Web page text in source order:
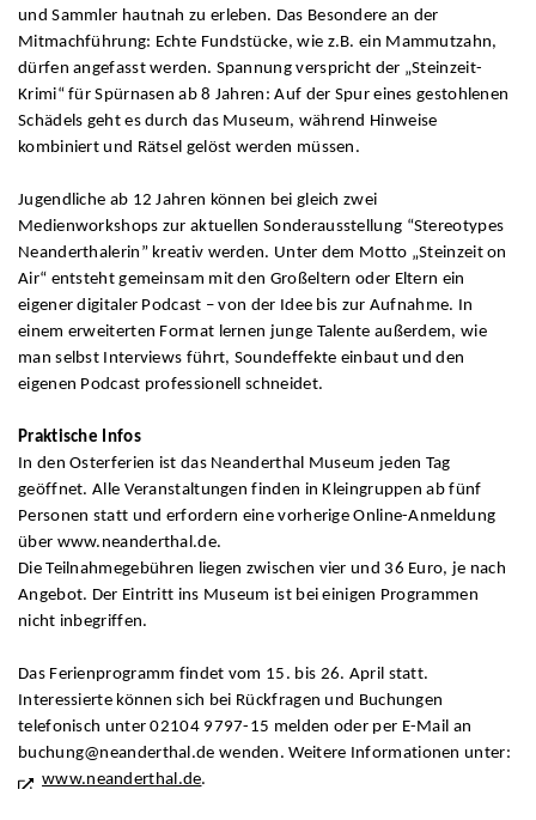
und Sammler hautnah zu erleben. Das Besondere an der
Mitmachführung: Echte Fundstücke, wie z.B. ein Mammutzahn,
dürfen angefasst werden. Spannung verspricht der „Steinzeit-
Krimi“ für Spürnasen ab 8 Jahren: Auf der Spur eines gestohlenen
Schädels geht es durch das Museum, während Hinweise
kombiniert und Rätsel gelöst werden müssen.
Jugendliche ab 12 Jahren können bei gleich zwei
Medienworkshops zur aktuellen Sonderausstellung “Stereotypes
Neanderthalerin” kreativ werden. Unter dem Motto „Steinzeit on
Air“ entsteht gemeinsam mit den Großeltern oder Eltern ein
eigener digitaler Podcast – von der Idee bis zur Aufnahme. In
einem erweiterten Format lernen junge Talente außerdem, wie
man selbst Interviews führt, Soundeffekte einbaut und den
eigenen Podcast professionell schneidet.
Praktische Infos
In den Osterferien ist das Neanderthal Museum jeden Tag
geöffnet. Alle Veranstaltungen finden in Kleingruppen ab fünf
Personen statt und erfordern eine vorherige Online-Anmeldung
über www.neanderthal.de.
Die Teilnahmegebühren liegen zwischen vier und 36 Euro, je nach
Angebot. Der Eintritt ins Museum ist bei einigen Programmen
nicht inbegriffen.
Das Ferienprogramm findet vom 15. bis 26. April statt.
Interessierte können sich bei Rückfragen und Buchungen
telefonisch unter 02104 9797-15 melden oder per E-Mail an
buchung@neanderthal.de wenden. Weitere Informationen unter:
www.neanderthal.de.